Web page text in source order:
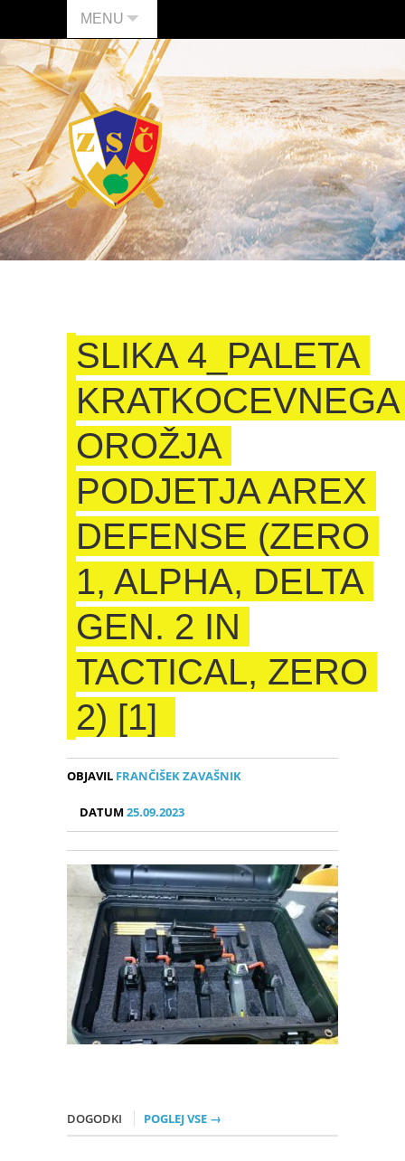
MENU
SLIKA 4_PALETA
KRATKOCEVNEGA
OROŽJA
PODJETJA AREX
DEFENSE (ZERO
1, ALPHA, DELTA
GEN. 2 IN
TACTICAL, ZERO
2) [1]
OBJAVIL FRANČIŠEK ZAVAŠNIK
DATUM25.09.2023
DOGODKI POGLEJ VSE →